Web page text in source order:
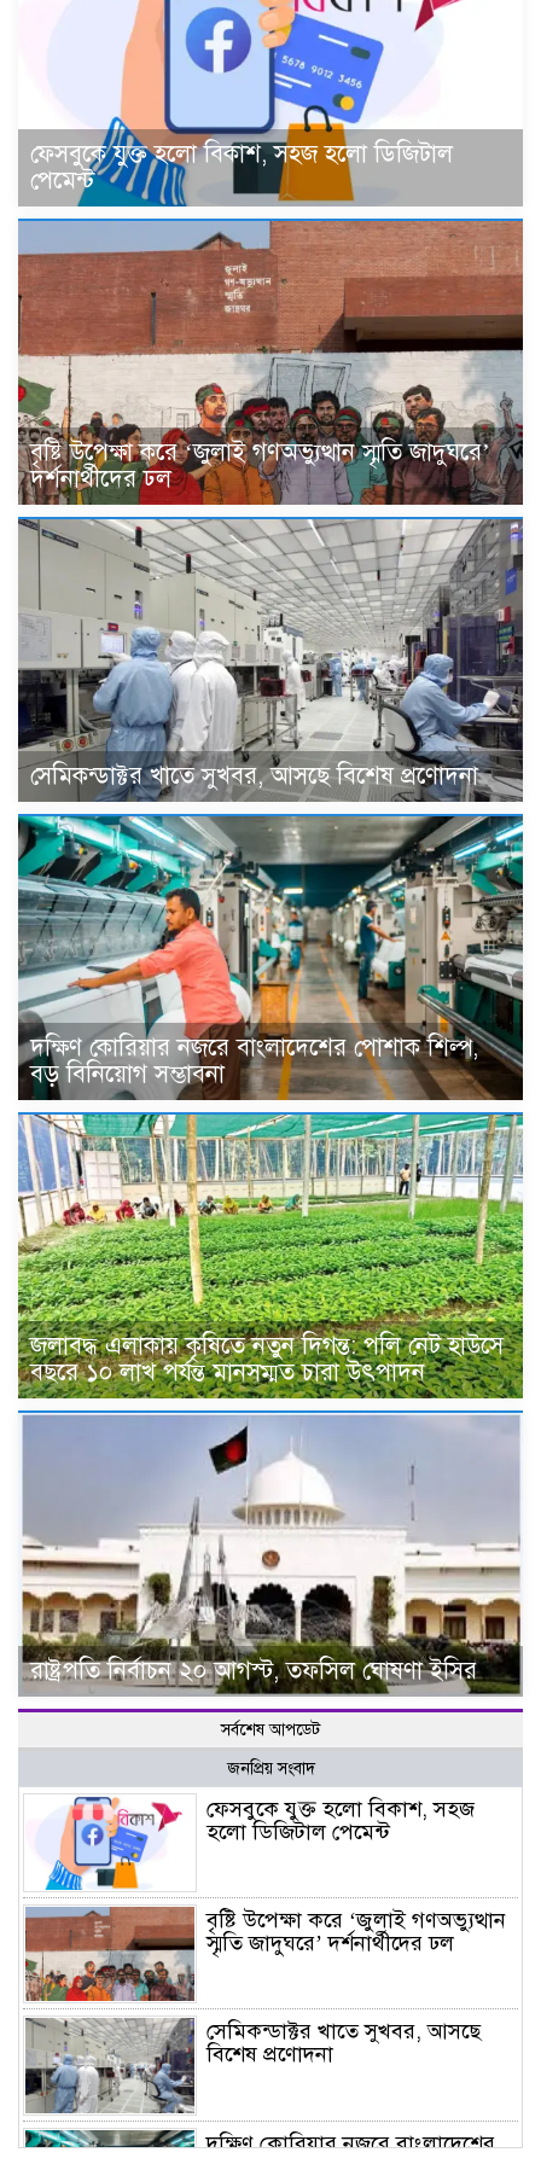
ফেসবুকে যুক্ত হলো বিকাশ, সহজ হলো ডিজিটাল
পেমেন্ট
বৃষ্টি উপেক্ষা করে ‘জুলাই গণঅভ্যুত্থান স্মৃতি জাদুঘরে’
দর্শনার্থীদের ঢল
সেমিকন্ডাক্টর খাতে সুখবর, আসছে বিশেষ প্রণোদনা
দক্ষিণ কোরিয়ার নজরে বাংলাদেশের পোশাক শিল্প,
বড় বিনিয়োগ সম্ভাবনা
জলাবদ্ধ এলাকায় কৃষিতে নতুন দিগন্ত: পলি নেট হাউসে
বছরে ১০ লাখ পর্যন্ত মানসম্মত চারা উৎপাদন
রাষ্ট্রপতি নির্বাচন ২০ আগস্ট, তফসিল ঘোষণা ইসির
সর্বশেষ আপডেট
জনপ্রিয় সংবাদ
ফেসবুকে যুক্ত হলো বিকাশ, সহজ
হলো ডিজিটাল পেমেন্ট
বৃষ্টি উপেক্ষা করে ‘জুলাই গণঅভ্যুত্থান
স্মৃতি জাদুঘরে’ দর্শনার্থীদের ঢল
সেমিকন্ডাক্টর খাতে সুখবর, আসছে
বিশেষ প্রণোদনা
দক্ষিণ কোরিয়ার নজরে বাংলাদেশের